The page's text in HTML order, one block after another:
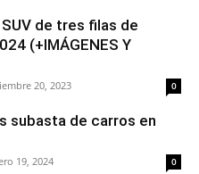
de tres filas de
(+IMÁGENES Y
20, 2023 0
subasta de carros en
19, 2024 0